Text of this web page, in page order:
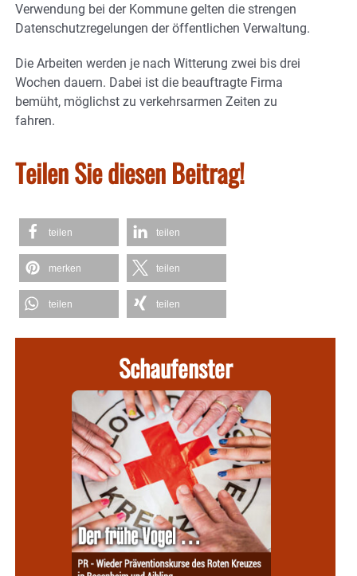
Verwendung bei der Kommune gelten die strengen
Datenschutzregelungen der öffentlichen Verwaltung.
Die Arbeiten werden je nach Witterung zwei bis drei
Wochen dauern. Dabei ist die beauftragte Firma
bemüht, möglichst zu verkehrsarmen Zeiten zu
fahren.
Teilen Sie diesen Beitrag!
teilen teilen
merken teilen
teilen teilen
Schaufenster